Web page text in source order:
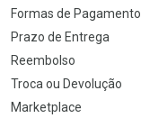
Formas de Pagamento
Prazo de Entrega
Reembolso
Troca ou Devolução
Marketplace